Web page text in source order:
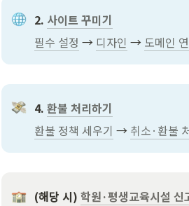
2. 사이트 꾸미기
필수 설정 → 디자인 → 도메인
4. 환불 처리하기
환불 정책 세우기 → 취소·환불
(해당 시) 학원·평생교육시설 신